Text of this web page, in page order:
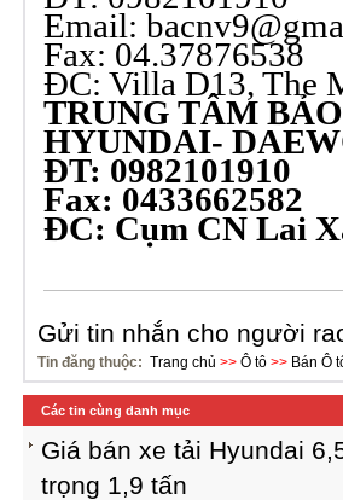
Email:
Fax: 04.37876538
ĐC: Villa D13, The
TRUNG TÂM
HYUNDAI-
ĐT: 0982101910
Fax: 0433662582
ĐC: Cụm CN Lai
Gửi tin nhắn cho người
Tin đăng thuộc: Trang chủ >> Ô tô >> Bán Ô
Các tin cùng danh mục
Giá bán xe tải Hyundai
trọng 1,9 tấn